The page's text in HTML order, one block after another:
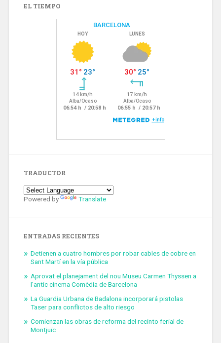
EL TIEMPO
TRADUCTOR
Powered by Translate
ENTRADAS RECIENTES
Detienen a cuatro hombres por robar cables de cobre en
Sant Martí en la vía pública
Aprovat el planejament del nou Museu Carmen Thyssen a
l’antic cinema Comèdia de Barcelona
La Guardia Urbana de Badalona incorporará pistolas
Taser para conflictos de alto riesgo
Comienzan las obras de reforma del recinto ferial de
Montjuïc